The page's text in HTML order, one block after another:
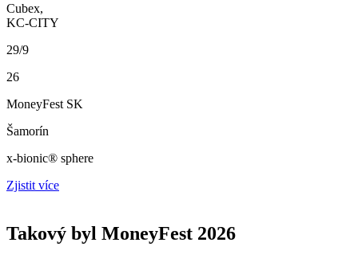
Cubex,
KC-CITY
29/9
26
MoneyFest SK
Šamorín
x-bionic® sphere
Zjistit více
Takový byl MoneyFest 2026